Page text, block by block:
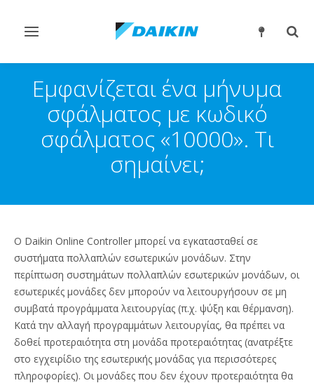
Εναλλαγή
πλοήγηση
Εμφανίζεται ένα μήνυμα
σφάλματος με κωδικό
σφάλματος «10000». Τι
σημαίνει;
Ο Daikin Online Controller μπορεί να εγκατασταθεί σε
συστήματα πολλαπλών εσωτερικών μονάδων. Στην
περίπτωση συστημάτων πολλαπλών εσωτερικών μονάδων, οι
εσωτερικές μονάδες δεν μπορούν να λειτουργήσουν σε μη
συμβατά προγράμματα λειτουργίας (π.χ. ψύξη και θέρμανση).
Κατά την αλλαγή προγραμμάτων λειτουργίας, θα πρέπει να
δοθεί προτεραιότητα στη μονάδα προτεραιότητας (ανατρέξτε
στο εγχειρίδιο της εσωτερικής μονάδας για περισσότερες
πληροφορίες). Οι μονάδες που δεν έχουν προτεραιότητα θα